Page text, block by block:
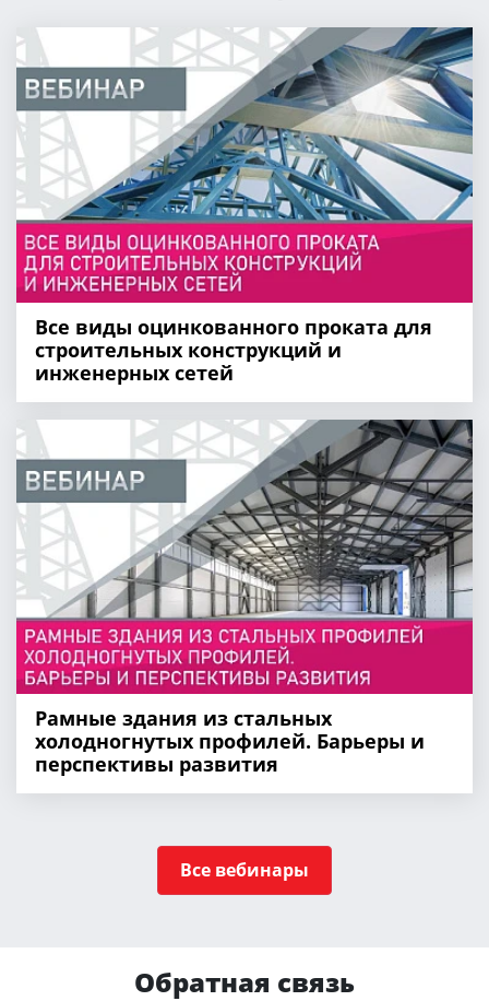
Все виды оцинкованного проката для
строительных конструкций и
инженерных сетей
Рамные здания из стальных
холодногнутых профилей. Барьеры и
перспективы развития
Все вебинары
Обратная связь